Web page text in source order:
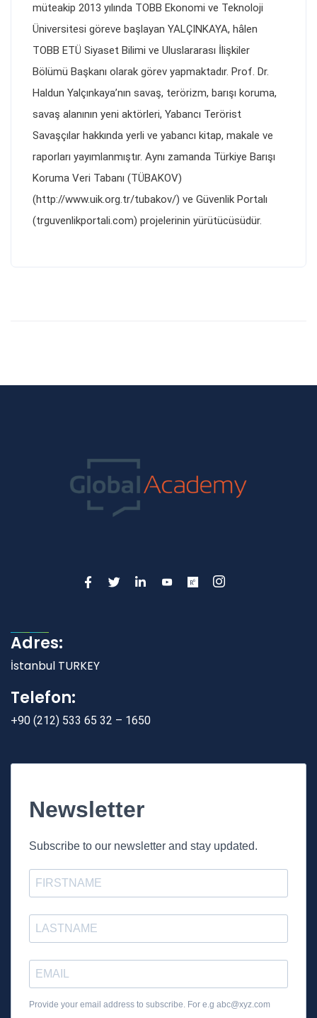
müteakip 2013 yılında TOBB Ekonomi ve Teknoloji
Üniversitesi göreve başlayan YALÇINKAYA, hâlen
TOBB ETÜ Siyaset Bilimi ve Uluslararası İlişkiler
Bölümü Başkanı olarak görev yapmaktadır. Prof. Dr.
Haldun Yalçınkaya’nın savaş, terörizm, barışı koruma,
savaş alanının yeni aktörleri, Yabancı Terörist
Savaşçılar hakkında yerli ve yabancı kitap, makale ve
raporları yayımlanmıştır. Aynı zamanda Türkiye Barışı
Koruma Veri Tabanı (TÜBAKOV)
(http://www.uik.org.tr/tubakov/) ve Güvenlik Portalı
(trguvenlikportali.com) projelerinin yürütücüsüdür.
Adres:
İstanbul TURKEY
Telefon:
+90 (212) 533 65 32 – 1650
Newsletter
Subscribe to our newsletter and stay updated.
Provide your email address to subscribe. For e.g abc@xyz.com